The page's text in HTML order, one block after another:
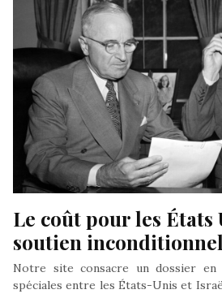
Le coût pour les États
soutien
Notre site consacre un dossier
spéciales entre les États-Unis et